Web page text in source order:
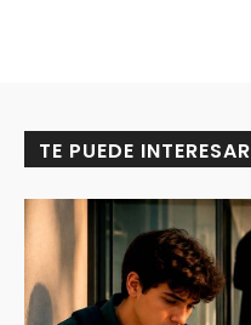
TE PUEDE INTERESAR